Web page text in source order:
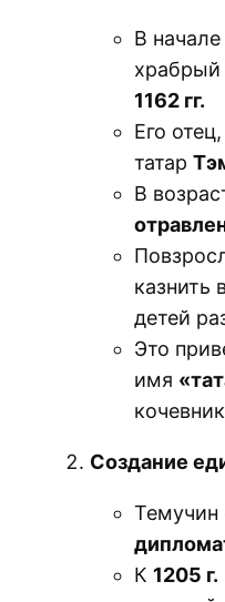
В
храбрый
1162 гг.
Его отец,
татар
В
казнить
детей
Это
имя
Создание
Темучин
К 1205 г.